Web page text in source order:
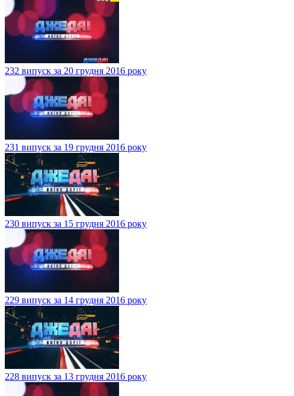
232 випуск за 20 грудня 2016 року
231 випуск за 19 грудня 2016 року
230 випуск за 15 грудня 2016 року
229 випуск за 14 грудня 2016 року
228 випуск за 13 грудня 2016 року